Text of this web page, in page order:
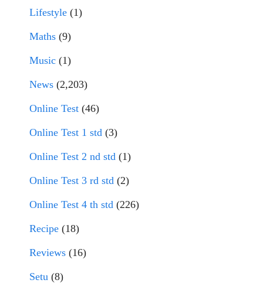
Lifestyle (1)
Maths (9)
Music (1)
News (2,203)
Online Test (46)
Online Test 1 std (3)
Online Test 2 nd std (1)
Online Test 3 rd std (2)
Online Test 4 th std (226)
Recipe (18)
Reviews (16)
Setu (8)